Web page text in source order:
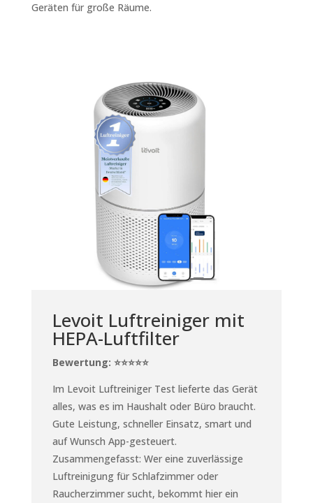
Geräten für große Räume.
Levoit Luftreiniger mit
HEPA-Luftfilter
Bewertung: ⭐⭐⭐⭐⭐
Im Levoit Luftreiniger Test lieferte das Gerät
alles, was es im Haushalt oder Büro braucht.
Gute Leistung, schneller Einsatz, smart und
auf Wunsch App-gesteuert.
Zusammengefasst: Wer eine zuverlässige
Luftreinigung für Schlafzimmer oder
Raucherzimmer sucht, bekommt hier ein